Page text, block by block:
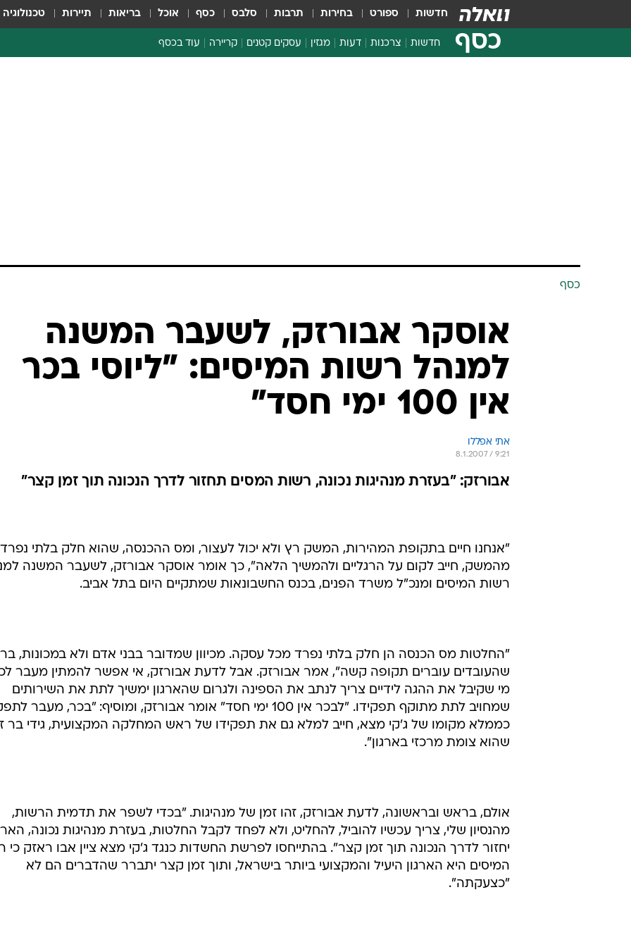
חדשות ספורט בחירות תרבות סלבס כסף אוכל בריאות תיירות טכנולוגיה
כסף חדשות צרכנות דעות מגזין עסקים קטנים קריירה עוד בכסף
כסף
אוסקר אבורזק, לשעבר המשנה
למנהל רשות המיסים: "ליוסי בכר
אין 100 ימי חסד"
אתי אפללו
8.1.2007 / 9:21
אבורזק: "בעזרת מנהיגות נכונה, רשות המסים תחזור לדרך הנכונה תוך זמן קצר"
"אנחנו חיים בתקופת המהירות, המשק רץ ולא יכול לעצור, ומס ההכנסה, שהוא חלק בלתי נפרד
מהמשק, חייב לקום על הרגליים ולהמשיך הלאה", כך אומר אוסקר אבורזק, לשעבר המשנה
רשות המיסים ומנכ"ל משרד הפנים, בכנס החשבונאות שמתקיים היום בתל אביב.
"החלטות מס הכנסה הן חלק בלתי נפרד מכל עסקה. מכיוון שמדובר בבני אדם ולא במכונות,
שהעובדים עוברים תקופה קשה", אמר אבורזק. אבל לדעת אבורזק, אי אפשר להמתין מעבר
מי שקיבל את ההגה לידיים צריך לנתב את הספינה ולגרום שהארגון ימשיך לתת את השירותים
שמחויב לתת מתוקף תפקידו. "לבכר אין 100 ימי חסד" אומר אבורזק, ומוסיף: "בכר, מעבר
כממלא מקומו של ג'קי מצא, חייב למלא גם את תפקידו של ראש המחלקה המקצועית, גידי בר
שהוא צומת מרכזי בארגון".
אולם, בראש ובראשונה, לדעת אבורזק, זהו זמן של מנהיגות. "בכדי לשפר את תדמית הרשות,
מהנסיון שלי, צריך עכשיו להוביל, להחליט, ולא לפחד לקבל החלטות, בעזרת מנהיגות נכונה,
יחזור לדרך הנכונה תוך זמן קצר". בהתייחסו לפרשת החשדות כנגד ג'קי מצא ציין אבו ראזק כי
המיסים היא הארגון היעיל והמקצועי ביותר בישראל, ותוך זמן קצר יתברר שהדברים הם לא
"כצעקתה".